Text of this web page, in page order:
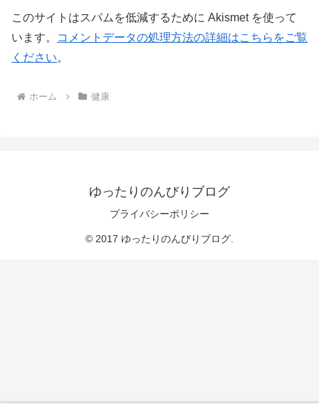
このサイトはスパムを低減するために Akismet を使って
います。
コメントデータの処理方法の詳細はこちらをご覧
ください。
ホーム 健康
ゆったりのんびりブログ
プライバシーポリシー
© 2017 ゆったりのんびりブログ.